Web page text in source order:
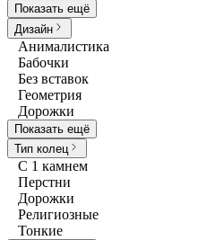
Показать ещё
Дизайн
Анималистика
Бабочки
Без вставок
Геометрия
Дорожки
Показать ещё
Тип колец
С 1 камнем
Перстни
Дорожки
Религиозные
Тонкие